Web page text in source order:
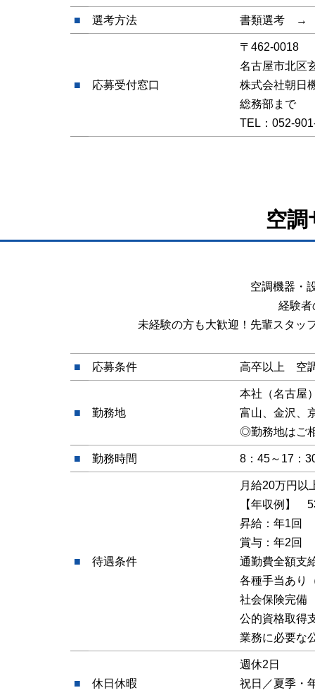
■ 選考方法 書類選考 →
■ 応募受付窓口
〒462-0018
名古屋市北区
株式会社朝日
総務部まで
TEL：052-
空調
空調機器・
経験者
未経験の方も大歓迎！先輩スタッ
■ 応募条件 高卒以上 空
■ 勤務地
本社（名古屋
富山、金沢、
◎勤務地はご
■ 勤務時間 8：45～17
■ 待遇条件
月給20万円以
【年収例】
昇給：年1回
賞与：年2回
通勤費全額支
各種手当あり
社会保険完備
公的資格取得
業務に必要な
■ 休日休暇
週休2日
祝日／夏季・